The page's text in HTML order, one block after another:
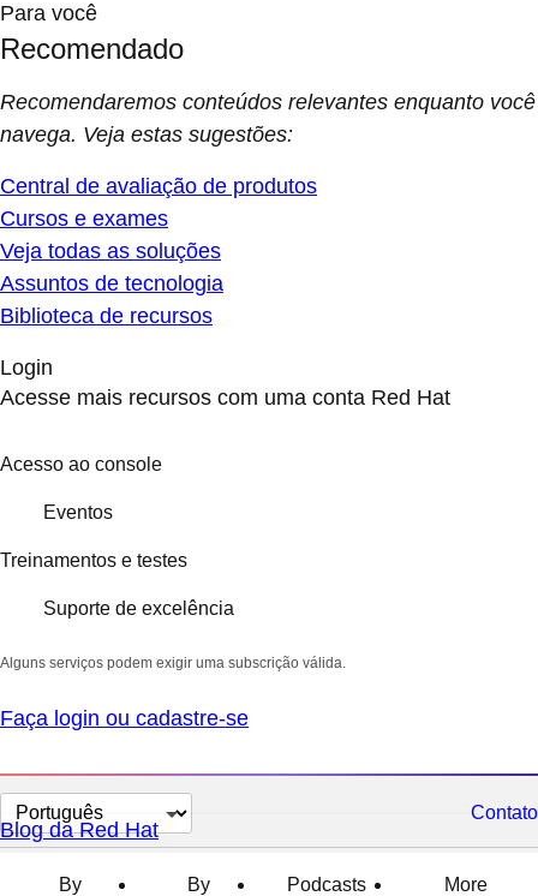
Para você
Recomendado
Recomendaremos conteúdos relevantes enquanto você
navega. Veja estas sugestões:
Central de avaliação de produtos
Cursos e exames
Veja todas as soluções
Assuntos de tecnologia
Biblioteca de recursos
Login
Acesse mais recursos com uma conta Red Hat
Acesso ao console
Eventos
Treinamentos e testes
Suporte de excelência
Alguns serviços podem exigir uma subscrição válida.
Faça login ou cadastre-se
Selecionar
idioma
Contato
Blog da Red Hat
By
By
Podcasts
More